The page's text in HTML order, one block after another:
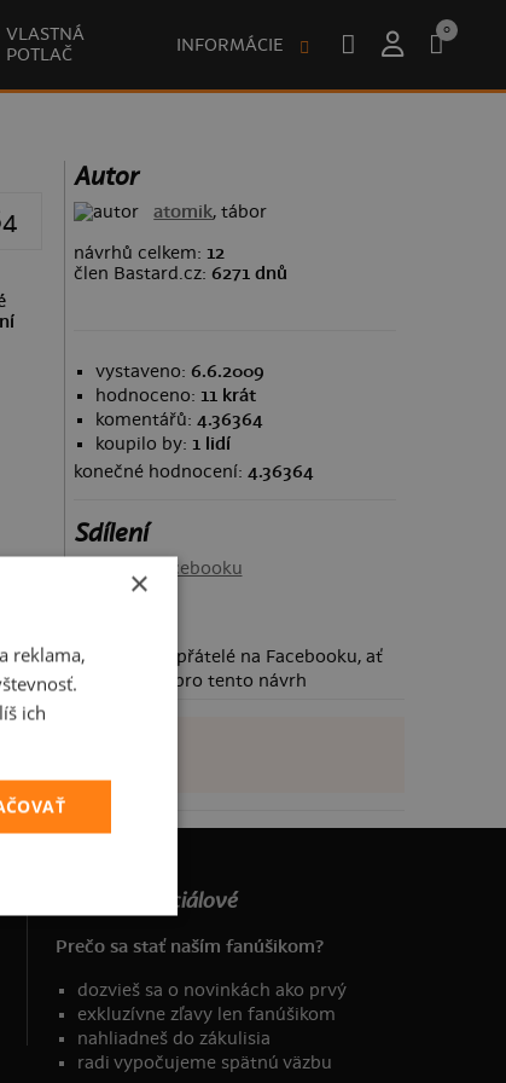
VLASTNÁ
POTLAČ
INFORMÁCIE
0
Autor
atomik, tábor
návrhů celkem: 12
člen Bastard.cz: 6271 dnů
vystaveno: 6.6.2009
hodnoceno: 11 krát
komentářů: 4.36364
koupilo by: 1 lidí
konečné hodnocení: 4.36364
Sdílení
Sdílet na Facebooku
Požádej své přátelé na Facebooku, ať
taky hlasují pro tento návrh
Nie sme asociálové
Prečo sa stať naším fanúšikom?
dozvieš sa o novinkách ako prvý
exkluzívne zľavy len fanúšikom
nahliadneš do zákulisia
radi vypočujeme spätnú väzbu
×
reklama,
ich